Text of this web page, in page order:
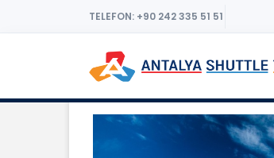
TELEFON: +90 242 335 51 51